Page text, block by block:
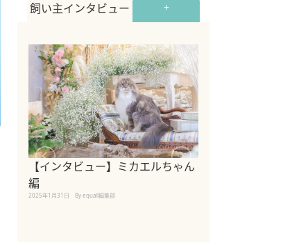
飼い主インタビュー +
【インタビュー】ミカエルちゃん
編
2025年1月31日 By equall編集部